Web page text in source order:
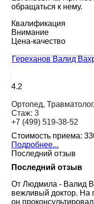
обращаться к нему.
Квалификация
Внимание
Цена-качество
Гереханов Валид
4.2
Ортопед,
Стаж: 3
+7 (499) 519-38-52
Стоимость приема:
Подробнее...
Последний отзыв
Последний отзыв
От Людмила - Валид
вежливый доктор. На
он